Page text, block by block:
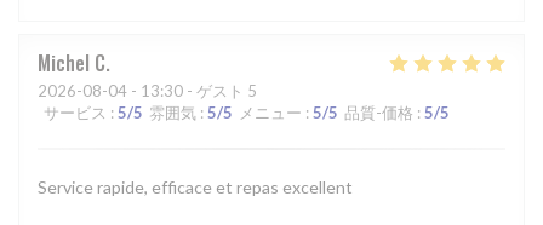
Michel C
2026-08-04 - 13:30 - ゲスト 5
サービス : 5/5 雰囲気 : 5/5 メニュー : 5/5 品質-価格 : 5/5
Service rapide, efficace et repas excellent